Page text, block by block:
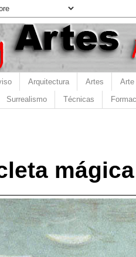
Arquitectura Artes Arte
Surrealismo Técnicas